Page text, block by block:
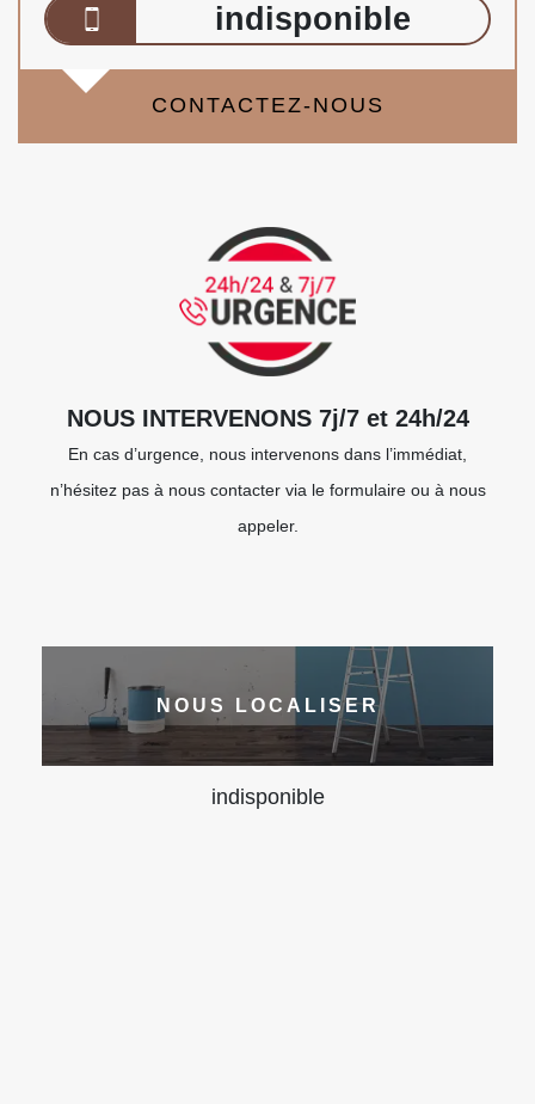
indisponible
CONTACTEZ-NOUS
NOUS INTERVENONS 7j/7 et 24h/24
En cas d’urgence, nous intervenons dans l’immédiat,
n’hésitez pas à nous contacter via le formulaire ou à nous
appeler.
NOUS LOCALISER
indisponible